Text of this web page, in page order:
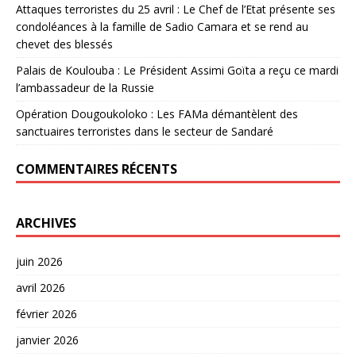
Attaques terroristes du 25 avril : Le Chef de l’Etat présente ses
condoléances à la famille de Sadio Camara et se rend au
chevet des blessés
Palais de Koulouba : Le Président Assimi Goïta a reçu ce mardi
l’ambassadeur de la Russie
Opération Dougoukoloko : Les FAMa démantèlent des
sanctuaires terroristes dans le secteur de Sandaré
COMMENTAIRES RÉCENTS
ARCHIVES
juin 2026
avril 2026
février 2026
janvier 2026